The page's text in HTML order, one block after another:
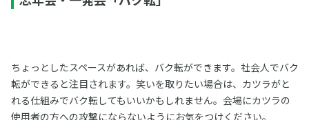
ちょっとしたスペースがあれば、バク転ができます。社会人でバク
転ができると注目されます。笑いを取りたい場合は、カツラがと
れる仕組みでバク転してもいいかもしれません。会場にカツラの
使用者の方への攻撃にならないようにお気をつけください。